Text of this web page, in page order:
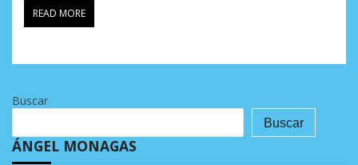
READ MORE
Buscar
Buscar
ÁNGEL MONAGAS